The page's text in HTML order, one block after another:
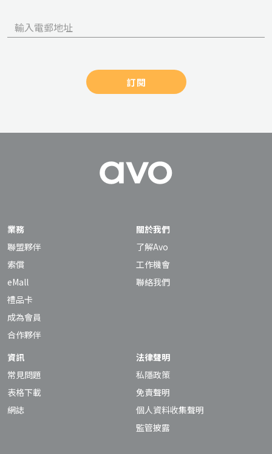
訂閱
業務
聯盟夥伴
索償
eMall
禮品卡
成為會員
合作夥伴
關於我們
了解Avo
工作機會
聯絡我們
資訊
常見問題
表格下載
網誌
法律聲明
私隱政策
免責聲明
個人資料收集聲明
監管披露